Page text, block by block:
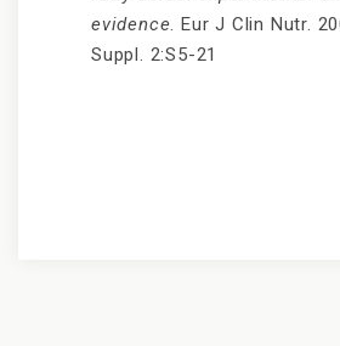
evidence. Eur J Clin Nutr.
Suppl. 2:S5-21